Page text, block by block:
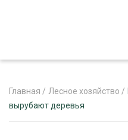
Главная / Лесное хозяйство /
вырубают деревья